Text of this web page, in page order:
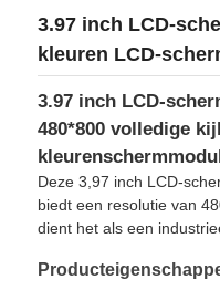
Huis
3.97 inch LCD-
kleuren LCD-
3.97 inch LCD-
480*800 volledige
Deze 3,97 inch LCD-
biedt een resolutie van
dient het als een